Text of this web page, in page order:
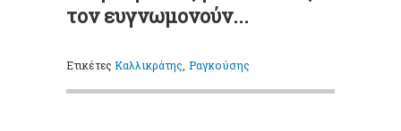
τον ευγνωμονούν...
ΕτικέτεςΚαλλικράτης Ραγκούσης